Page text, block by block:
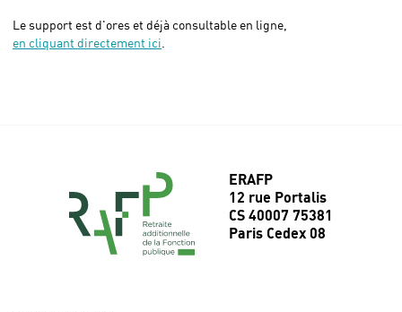
Le support est d'ores et déjà consultable en ligne,
en cliquant directement ici.
ERAFP
12 rue Portalis
CS 40007 75381
Paris Cedex 08